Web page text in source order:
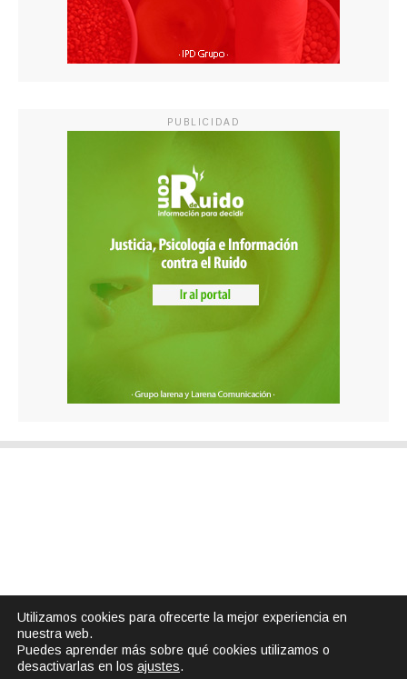
PUBLICIDAD
Utilizamos cookies para ofrecerte la mejor experiencia en
nuestra web.
Puedes aprender más sobre qué cookies utilizamos o
desactivarlas en los ajustes.